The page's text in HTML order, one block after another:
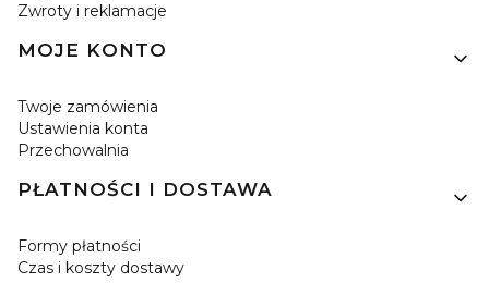
Zwroty i reklamacje
MOJE KONTO
Twoje zamówienia
Ustawienia konta
Przechowalnia
PŁATNOŚCI I DOSTAWA
Formy płatności
Czas i koszty dostawy